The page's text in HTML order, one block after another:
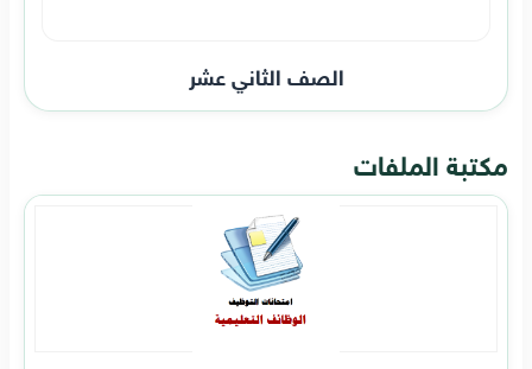
الصف الثاني عشر
مكتبة الملفات